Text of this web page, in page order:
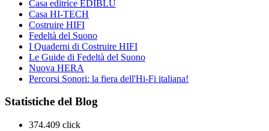
Casa editrice EDIBLU
Casa HI-TECH
Costruire HIFI
Fedeltà del Suono
I Quaderni di Costruire HIFI
Le Guide di Fedeltà del Suono
Nuova HERA
Percorsi Sonori: la fiera dell'Hi-Fi italiana!
Statistiche del Blog
374.409 click